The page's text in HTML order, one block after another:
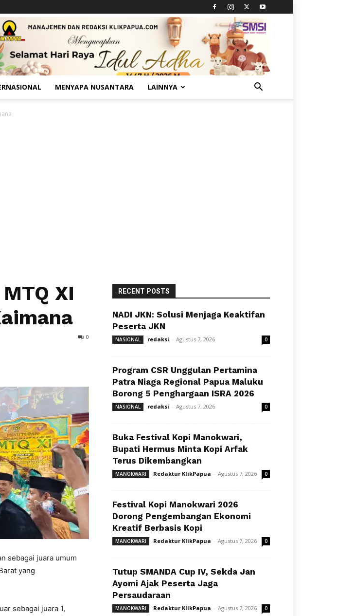
MENYAPA NUSANTARA LAINNYA
XI
0
sebagai juara umum
yang
sebagai juara 1,
RECENT POSTS
NADI JKN: Solusi Menjaga Keaktifan
Peserta JKN
NASIONAL redaksi - Agustus 7, 2026 0
Program CSR Unggulan Pertamina
Patra Niaga Regional Papua Maluku
Borong 5 Penghargaan ISRA 2026
NASIONAL redaksi - Agustus 7, 2026 0
Buka Festival Kopi Manokwari,
Bupati Hermus Minta Kopi Arfak
Terus Dikembangkan
MANOKWARI Redaktur KlikPapua - Agustus 7, 2026 0
Festival Kopi Manokwari 2026
Dorong Pengembangan Ekonomi
Kreatif Berbasis Kopi
MANOKWARI Redaktur KlikPapua - Agustus 7, 2026 0
Tutup SMANDA Cup IV, Sekda Jan
Ayomi Ajak Peserta Jaga
Persaudaraan
MANOKWARI Redaktur KlikPapua - Agustus 7, 2026 0